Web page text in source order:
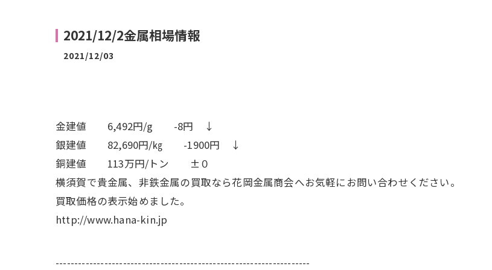
2021/12/2金属相場情報
2021/12/03
金建値 6,492円/g -8円 ↓
銀建値 82,690円/㎏ -1900円 ↓
銅建値 113万円/トン ±０
横須賀で貴金属、非鉄金属の買取なら花岡金属商会へお気軽にお問い合わせください。
買取価格の表示始めました。
http://www.hana-kin.jp
--------------------------------------------------------------------